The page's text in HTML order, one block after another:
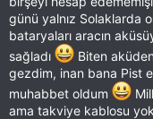
günü yalnız Solaklarda
bataryaları aracın
sağladı
Biten
gezdim, inan bana Pist
muhabbet oldum
ama takviye kablosu